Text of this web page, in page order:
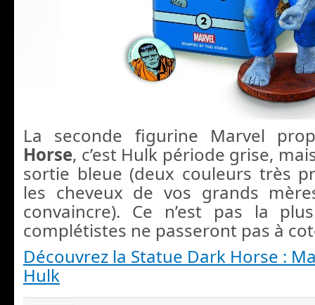
La seconde figurine Marvel
Horse, c’est Hulk période grise,
sortie bleue (deux couleurs très
les cheveux de vos grands
convaincre). Ce n’est pas la
complétistes ne passeront pas à
Découvrez la Statue Dark Horse :
Hulk